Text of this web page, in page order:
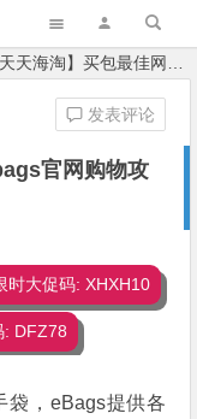
天海淘】买包最佳网站：Ebags官网购物攻略
官网购物攻
发表评论
时大促码: XHXH10
: DFZ78
袋，eBags提供各